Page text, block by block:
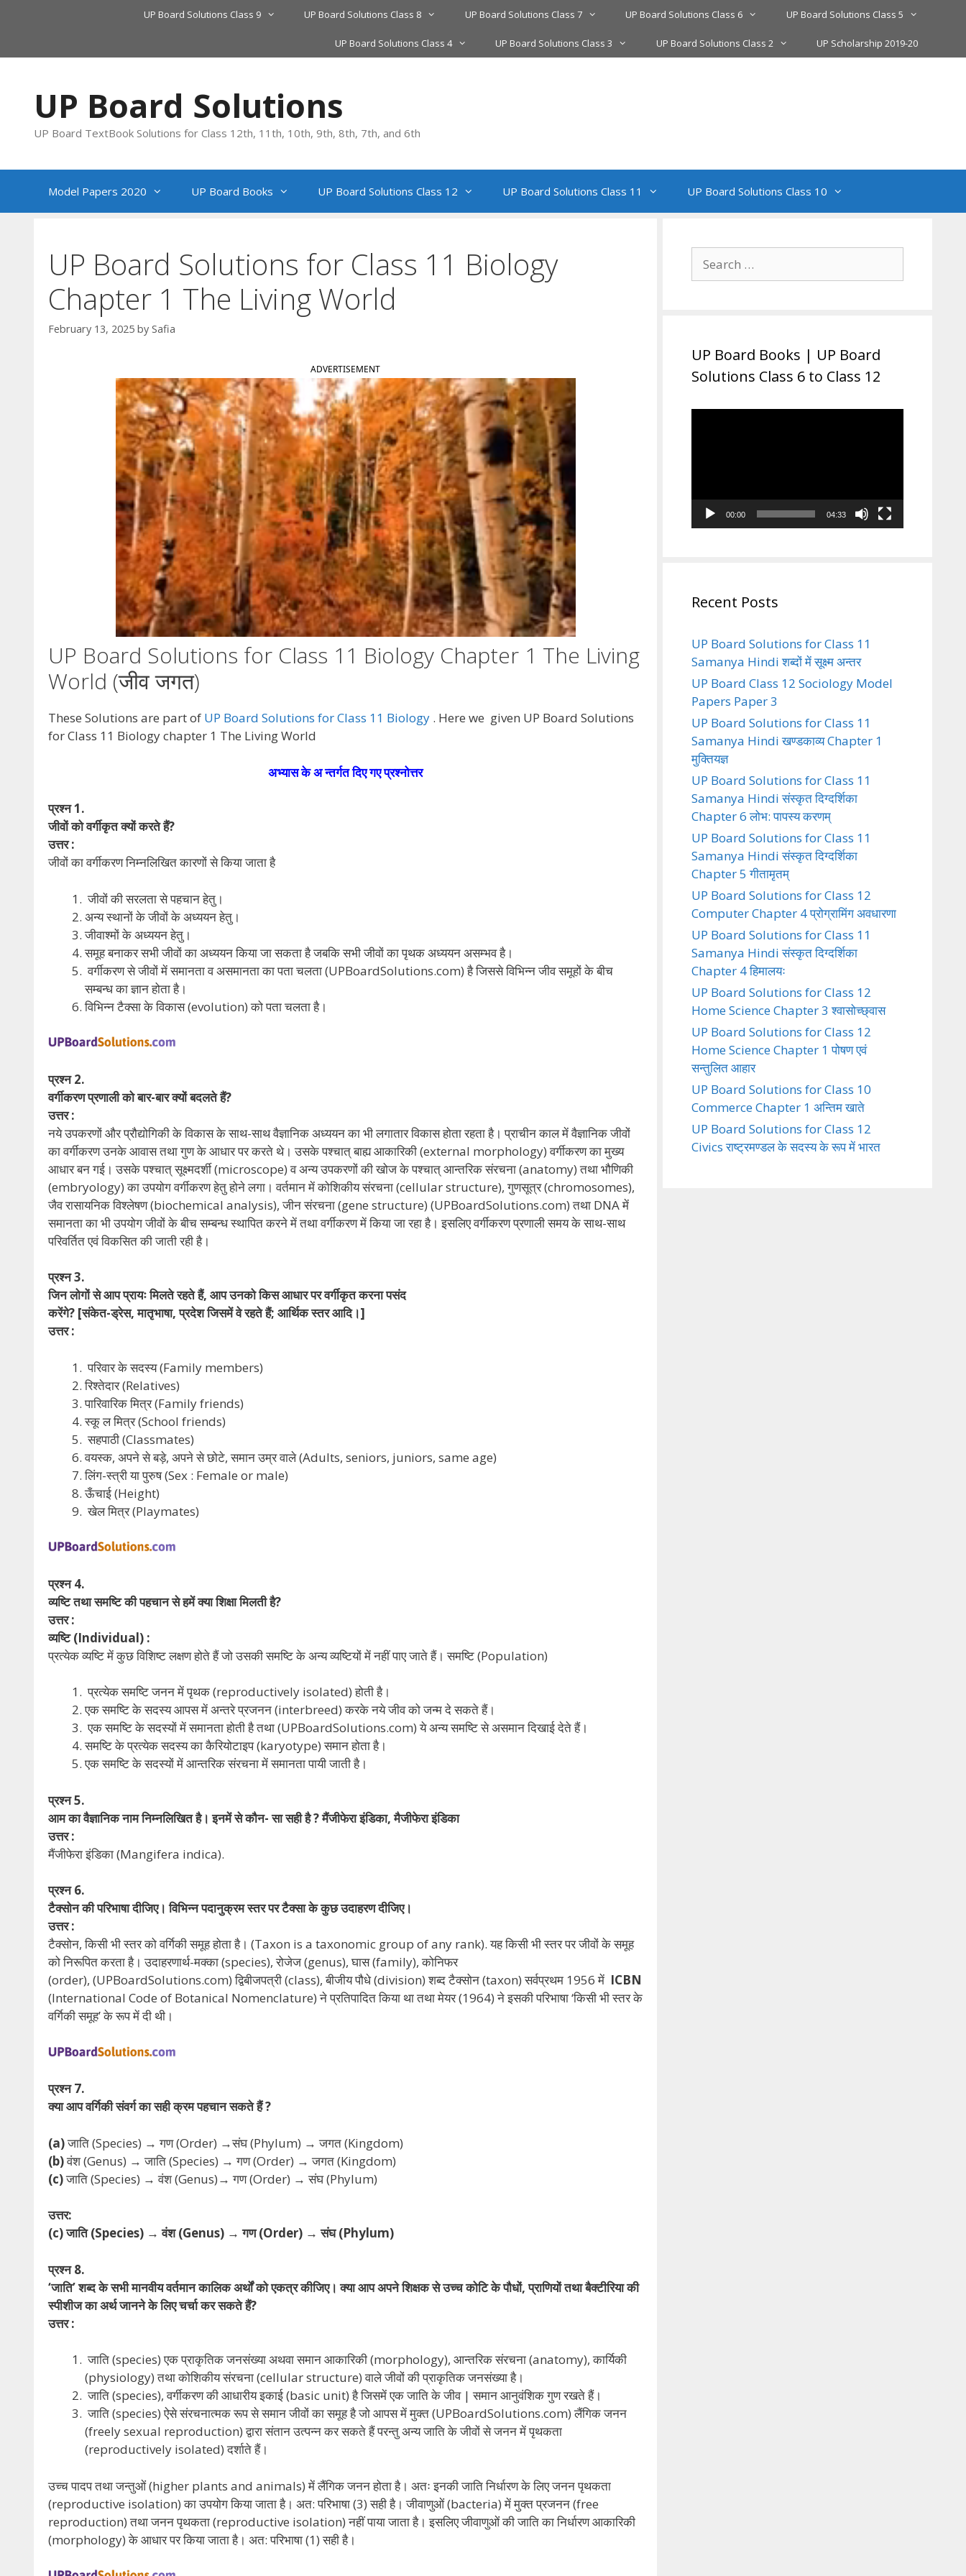
UP Board Solutions Class 9 UP Board Solutions Class 8 UP Board Solutions Class 7 UP Board Solutions Class 6 UP Board Solutions Class 5
UP Board Solutions Class 4 UP Board Solutions Class 3 UP Board Solutions Class 2 UP Scholarship 2019-20
UP Board Solutions
UP Board TextBook Solutions for Class 12th, 11th, 10th, 9th, 8th, 7th, and 6th
Model Papers 2020 UP Board Books UP Board Solutions Class 12 UP Board Solutions Class 11 UP Board Solutions Class 10
UP Board Solutions for Class 11 Biology
Chapter 1 The Living World
February 13, 2025 by Safia
ADVERTISEMENT
UP Board Solutions for Class 11 Biology Chapter 1 The Living
World (जीव जगत)
These Solutions are part of UP Board Solutions for Class 11 Biology . Here we given UP Board Solutions
for Class 11 Biology chapter 1 The Living World
अभ्यास के अ न्तर्गत दिए गए प्रश्नोत्तर
प्रश्न 1.
जीवों को वर्गीकृत क्यों करते हैं?
उत्तर :
जीवों का वर्गीकरण निम्नलिखित कारणों से किया जाता है
जीवों की सरलता से पहचान हेतु।
अन्य स्थानों के जीवों के अध्ययन हेतु।
जीवाश्मों के अध्ययन हेतु।
समूह बनाकर सभी जीवों का अध्ययन किया जा सकता है जबकि सभी जीवों का पृथक अध्ययन असम्भव है।
वर्गीकरण से जीवों में समानता व असमानता का पता चलता (UPBoardSolutions.com) है जिससे विभिन्न जीव समूहों के बीच
सम्बन्ध का ज्ञान होता है।
विभिन्न टैक्सा के विकास (evolution) को पता चलता है।
प्रश्न 2.
वर्गीकरण प्रणाली को बार-बार क्यों बदलते हैं?
उत्तर :
नये उपकरणों और प्रौद्योगिकी के विकास के साथ-साथ वैज्ञानिक अध्ययन का भी लगातार विकास होता रहता है। प्राचीन काल में वैज्ञानिक जीवों
का वर्गीकरण उनके आवास तथा गुण के आधार पर करते थे। उसके पश्चात् बाह्य आकारिकी (external morphology) वर्गीकरण का मुख्य
आधार बन गई। उसके पश्चात् सूक्ष्मदर्शी (microscope) व अन्य उपकरणों की खोज के पश्चात् आन्तरिक संरचना (anatomy) तथा भौणिकी
(embryology) का उपयोग वर्गीकरण हेतु होने लगा। वर्तमान में कोशिकीय संरचना (cellular structure), गुणसूत्र (chromosomes),
जैव रासायनिक विश्लेषण (biochemical analysis), जीन संरचना (gene structure) (UPBoardSolutions.com) तथा DNA में
समानता का भी उपयोग जीवों के बीच सम्बन्ध स्थापित करने में तथा वर्गीकरण में किया जा रहा है। इसलिए वर्गीकरण प्रणाली समय के साथ-साथ
परिवर्तित एवं विकसित की जाती रही है।
प्रश्न 3.
जिन लोगों से आप प्रायः मिलते रहते हैं, आप उनको किस आधार पर वर्गीकृत करना पसंद
करेंगे? [संकेत-ड्रेस, मातृभाषा, प्रदेश जिसमें वे रहते हैं; आर्थिक स्तर आदि।]
उत्तर :
परिवार के सदस्य (Family members)
रिश्तेदार (Relatives)
पारिवारिक मित्र (Family friends)
स्कू ल मित्र (School friends)
सहपाठी (Classmates)
वयस्क, अपने से बड़े, अपने से छोटे, समान उम्र वाले (Adults, seniors, juniors, same age)
लिंग-स्त्री या पुरुष (Sex : Female or male)
ऊँचाई (Height)
खेल मित्र (Playmates)
प्रश्न 4.
व्यष्टि तथा समष्टि की पहचान से हमें क्या शिक्षा मिलती है?
उत्तर :
व्यष्टि (Individual) :
प्रत्येक व्यष्टि में कुछ विशिष्ट लक्षण होते हैं जो उसकी समष्टि के अन्य व्यष्टियों में नहीं पाए जाते हैं। समष्टि (Population)
प्रत्येक समष्टि जनन में पृथक (reproductively isolated) होती है।
एक समष्टि के सदस्य आपस में अन्तरे प्रजनन (interbreed) करके नये जीव को जन्म दे सकते हैं।
एक समष्टि के सदस्यों में समानता होती है तथा (UPBoardSolutions.com) ये अन्य समष्टि से असमान दिखाई देते हैं।
समष्टि के प्रत्येक सदस्य का कैरियोटाइप (karyotype) समान होता है।
एक समष्टि के सदस्यों में आन्तरिक संरचना में समानता पायी जाती है।
प्रश्न 5.
आम का वैज्ञानिक नाम निम्नलिखित है। इनमें से कौन- सा सही है ?मैंजीफेरा इंडिका, मैजीफेरा इंडिका
उत्तर :
मैंजीफेरा इंडिका (Mangifera indica).
प्रश्न 6.
टैक्सोन की परिभाषा दीजिए। विभिन्न पदानुक्रम स्तर पर टैक्सा के कुछ उदाहरण दीजिए।
उत्तर :
टैक्सोन, किसी भी स्तर को वर्गिकी समूह होता है। (Taxon is a taxonomic group of any rank). यह किसी भी स्तर पर जीवों के समूह
को निरूपित करता है। उदाहरणार्थ-मक्का (species), रोजेज (genus), घास (family), कोनिफर
(order), (UPBoardSolutions.com) द्विबीजपत्री (class), बीजीय पौधे (division) शब्द टैक्सोन (taxon) सर्वप्रथम 1956 में ICBN
(International Code of Botanical Nomenclature) ने प्रतिपादित किया था तथा मेयर (1964) ने इसकी परिभाषा ‘किसी भी स्तर के
वर्गिकी समूह’ के रूप में दी थी।
प्रश्न 7.
क्या आप वर्गिकी संवर्ग का सही क्रम पहचान सकते हैं ?
(a)जाति (Species) → गण (Order) →संघ (Phylum) → जगत (Kingdom)
(b)वंश (Genus) → जाति (Species) → गण (Order) → जगत (Kingdom)
(c)जाति (Species) → वंश (Genus)→ गण (Order) → संघ (Phylum)
उत्तर:
(c) जाति (Species) → वंश (Genus) → गण (Order) → संघ (Phylum)
प्रश्न 8.
‘जाति’ शब्द के सभी मानवीय वर्तमान कालिक अर्थों को एकत्र कीजिए। क्या आप अपने शिक्षक से उच्च कोटि के पौधों, प्राणियों तथा बैक्टीरिया की
स्पीशीज का अर्थ जानने के लिए चर्चा कर सकते हैं?
उत्तर :
जाति (species) एक प्राकृतिक जनसंख्या अथवा समान आकारिकी (morphology), आन्तरिक संरचना (anatomy), कार्यिकी
(physiology) तथा कोशिकीय संरचना (cellular structure) वाले जीवों की प्राकृतिक जनसंख्या है।
जाति (species), वर्गीकरण की आधारीय इकाई (basic unit) है जिसमें एक जाति के जीव | समान आनुवंशिक गुण रखते हैं।
जाति (species) ऐसे संरचनात्मक रूप से समान जीवों का समूह है जो आपस में मुक्त (UPBoardSolutions.com) लैंगिक जनन
(freely sexual reproduction) द्वारा संतान उत्पन्न कर सकते हैं परन्तु अन्य जाति के जीवों से जनन में पृथकता
(reproductively isolated) दर्शाते हैं।
उच्च पादप तथा जन्तुओं (higher plants and animals) में लैंगिक जनन होता है। अतः इनकी जाति निर्धारण के लिए जनन पृथकता
(reproductive isolation) का उपयोग किया जाता है। अत: परिभाषा (3) सही है। जीवाणुओं (bacteria) में मुक्त प्रजनन (free
reproduction) तथा जनन पृथकता (reproductive isolation) नहीं पाया जाता है। इसलिए जीवाणुओं की जाति का निर्धारण आकारिकी
(morphology) के आधार पर किया जाता है। अत: परिभाषा (1) सही है।
for:
UP Board Books | UP Board
Solutions Class 6 to Class 12
00:00 04:33
Recent Posts
UP Board Solutions for Class 11
Samanya Hindi शब्दों में सूक्ष्म अन्तर
UP Board Class 12 Sociology Model
Papers Paper 3
UP Board Solutions for Class 11
Samanya Hindi खण्डकाव्य Chapter 1
मुक्तियज्ञ
UP Board Solutions for Class 11
Samanya Hindi संस्कृत दिग्दर्शिका
Chapter 6 लोभ: पापस्य करणम्
UP Board Solutions for Class 11
Samanya Hindi संस्कृत दिग्दर्शिका
Chapter 5 गीतामृतम्
UP Board Solutions for Class 12
Computer Chapter 4 प्रोग्रामिंग अवधारणा
UP Board Solutions for Class 11
Samanya Hindi संस्कृत दिग्दर्शिका
Chapter 4 हिमालयः
UP Board Solutions for Class 12
Home Science Chapter 3 श्वासोच्छ्वास
UP Board Solutions for Class 12
Home Science Chapter 1 पोषण एवं
सन्तुलित आहार
UP Board Solutions for Class 10
Commerce Chapter 1 अन्तिम खाते
UP Board Solutions for Class 12
Civics राष्ट्रमण्डल के सदस्य के रूप में भारत